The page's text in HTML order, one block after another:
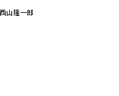
山隆一郎